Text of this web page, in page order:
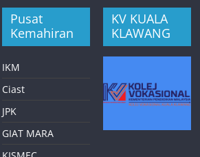
Pusat
Kemahiran
IKM
Ciast
JPK
GIAT MARA
KV KUALA
KLAWANG